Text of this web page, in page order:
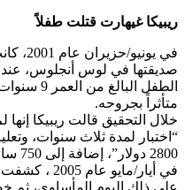
ريبيكا غيهارت ​ قتلت طفلاً
في
صديقتها في لوس أنجلوس،
الطفل
متأثراً بجروحه.
خلال التحقيق قالت ريبيكا
“اختبار لمدة ثلاث سنوات،
2800 دولار”، إضافة إلى 750 ساعة في خدمة المجتمع”.
في أيار/